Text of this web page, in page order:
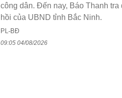
công dân. Đến nay, Báo Thanh
hồi của UBND tỉnh Bắc Ninh.
PL-BĐ
09:05 04/08/2026